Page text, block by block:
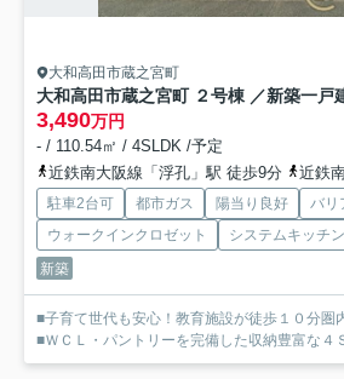
大和高田市蔵之宮町
大和高田市蔵之宮町 ２号棟 ／新築一戸
3,490万円
- / 110.54㎡ / 4SLDK /予定
近鉄南大阪線「浮孔」駅 徒歩9分
近鉄南
駐車2台可 都市ガス 陽当り良好
バリ
ウォークインクロゼット
システムキッチン
新築
■子育て世代も安心！教育施設が徒歩１０分圏
■ＷＣＬ・パントリーを完備した収納豊富な４